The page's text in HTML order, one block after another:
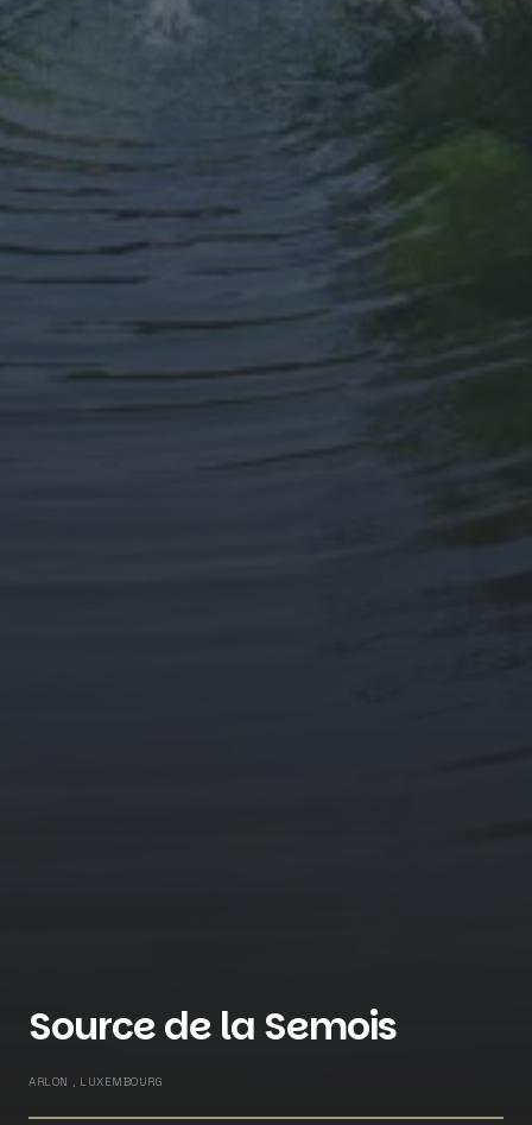
Source de la Semois
ARLON , LUXEMBOURG